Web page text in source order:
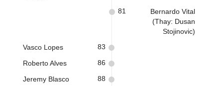
Bernardo Vital
(Thay: Dusan
Stojinovic)
81
Vasco Lopes 83
Roberto Alves 86
Jeremy Blasco 88